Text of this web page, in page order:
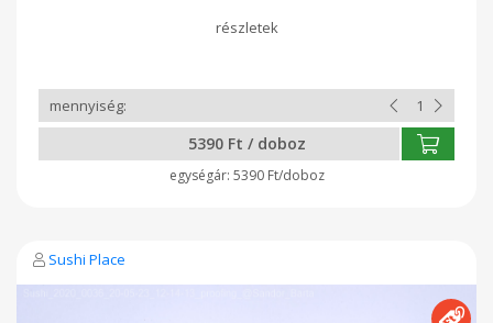
minden falatnak. Egy modern klasszikus, amit egyszerűen
nem lehet kihagyni. Összetevők: Kívül: lángolt lazac, teriyaki
sushit tartalmaz. Minden dobozt rendelés alapján teljesen
frissen készítünk a Kosár Közösség vásárlói számára
5390 Ft / doboz
5390 Ft/doboz
Sushi Place